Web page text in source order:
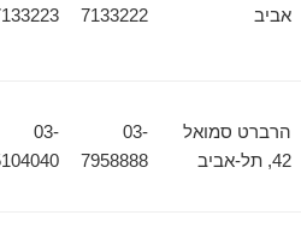
אביב
7133222
7133223
הרברט סמואל
42, תל-אביב
03-
7958888
03-
5104040